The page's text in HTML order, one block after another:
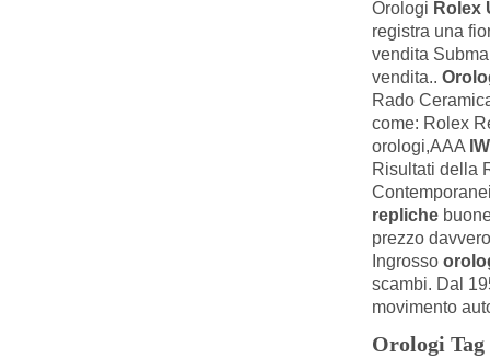
Orologi Rolex
registra una
vendita
vendita..
Rado
come: Rolex
orologi,AAA
Risultati della
repliche
prezzo
Ingrosso
scambi. Dal
movimento
Orologi